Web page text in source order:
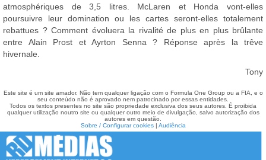
atmosphériques de 3,5 litres. McLaren et Honda vont-elles
poursuivre leur domination ou les cartes seront-elles totalement
rebattues ? Comment évoluera la rivalité de plus en plus brûlante
entre Alain Prost et Ayrton Senna ? Réponse après la trêve
hivernale.
Tony
Este site é um site amador. Não tem qualquer ligação com o Formula One Group ou a FIA, e o
seu conteúdo não é aprovado nem patrocinado por essas entidades.
Todos os textos presentes no site são propriedade exclusiva dos seus autores. É proibida
qualquer utilização noutro site ou qualquer outro meio de divulgação, salvo autorização dos
autores em questão.
Sobre / Configurar cookies| Audiência